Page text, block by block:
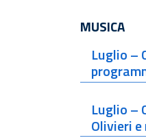
MUSICA
Luglio –
Luglio –
Olivieri